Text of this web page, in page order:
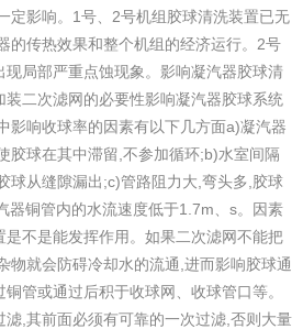
定影响。1号、2号机组胶球清洗装置已无
的传热效果和整个机组的经济运行。2号
局部严重点蚀现象。 影响凝汽器胶球清
二次滤网的必要性影响凝汽器胶球系统
影响收球率的因素有以下几方面a)凝汽器
胶球在其中滞留,不参加循环;b)水室间隔
球从缝隙漏出;c)管路阻力大,弯头多,胶球
器铜管内的水流速度低于1.7m、s。
因素
是不是能发挥作用。如果二次滤网不能把
物就会防碍冷却水的流通,进而影响胶球通
管或通过后积于收球网、收球管口等。
,其前面必须有可靠的一次过滤,否则大量